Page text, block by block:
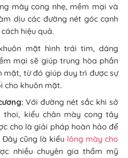
mày cong nhẹ, mềm mại và
dịu các đường nét góc cạnh
hiệu quả.
mặt hình trái tim, dáng
mại sẽ giúp trung hòa phần
mặt, từ đó giúp duy trì được sự
cho khuôn mặt.
Với đường nét sắc khi sở
thoi, kiểu chân mày cong tây
cho là giải pháp hoàn hảo để
Đây cũng là kiểu lông mày cho
nhiều chuyên gia thẩm mỹ